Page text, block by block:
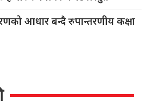
आधार बन्दै रुपान्तरणीय कक्षा